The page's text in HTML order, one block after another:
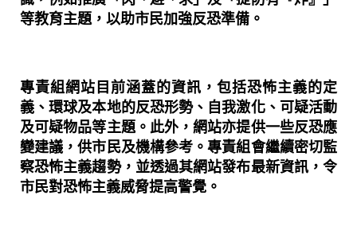
等教育主題，以助市民加強反恐準備。
專責組網站目前涵蓋的資訊，包括恐怖主義的定
義、環球及本地的反恐形勢、自我激化、可疑活動
及可疑物品等主題。此外，網站亦提供一些反恐應
變建議，供市民及機構參考。專責組會繼續密切監
察恐怖主義趨勢，並透過其網站發布最新資訊，令
市民對恐怖主義威脅提高警覺。